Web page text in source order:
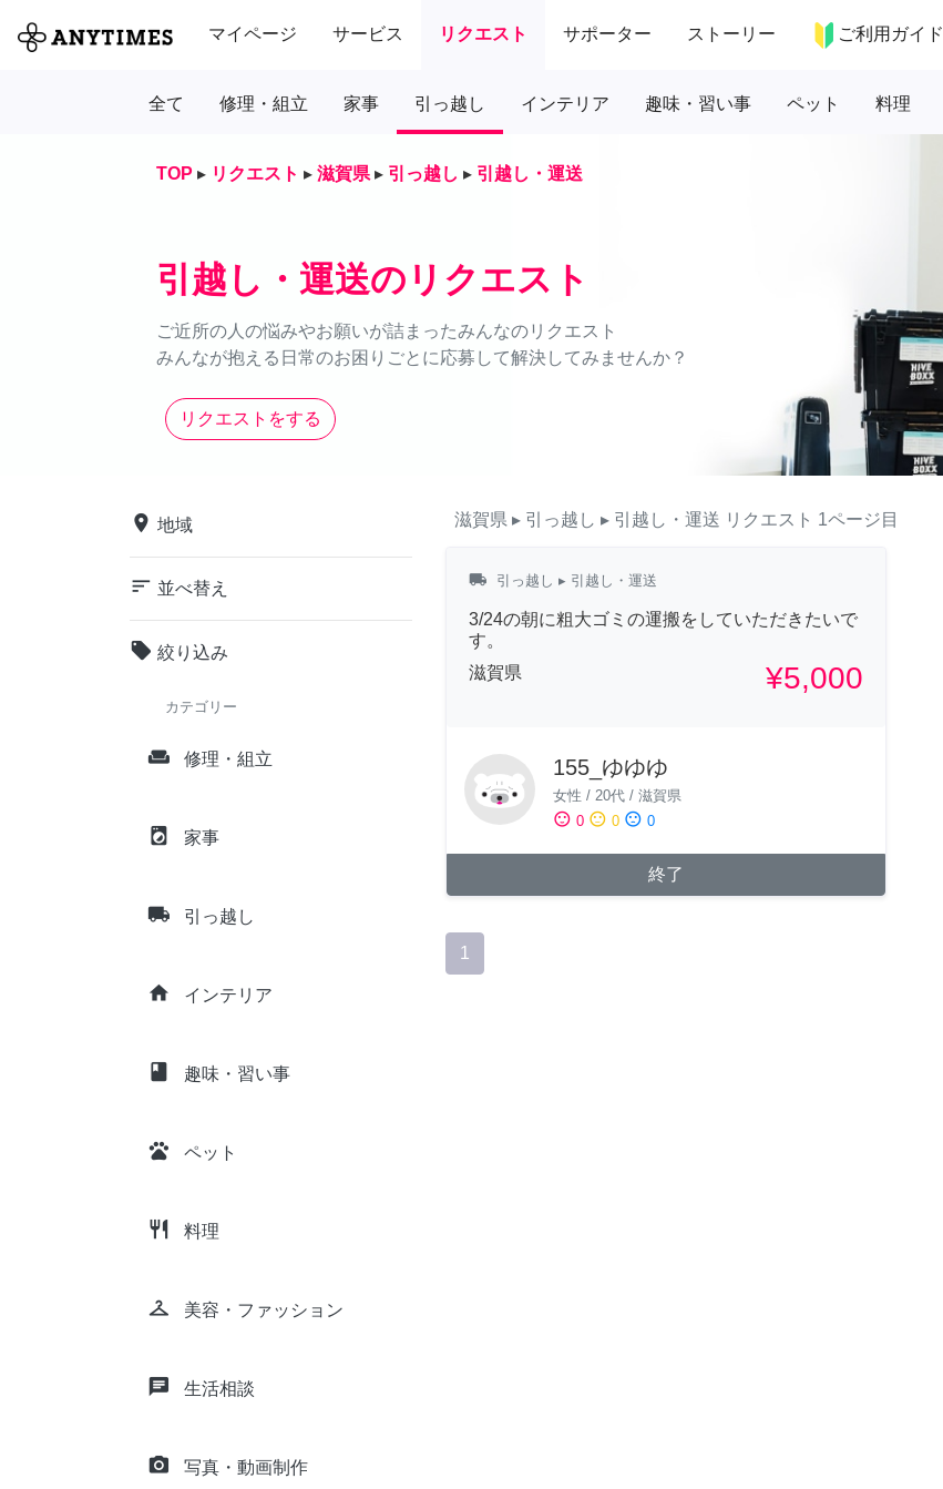
マイページ サービス リクエスト サポーター ストーリー ご利用ガイド
全て 修理・組立 家事 引っ越し インテリア 趣味・習い事 ペット 料理
TOP ▸ リクエスト ▸ 滋賀県 ▸ 引っ越し ▸ 引越し・運送
引越し・運送のリクエスト
ご近所の人の悩みやお願いが詰まったみんなのリクエスト
みんなが抱える日常のお困りごとに応募して解決してみませんか？
リクエストをする
place 地域
sort 並べ替え
local_offer 絞り込み
カテゴリー
weekend 修理・組立
local_laundry_service 家事
local_shipping 引っ越し
home インテリア
class 趣味・習い事
pets ペット
restaurant 料理
checkroom 美容・ファッション
chat 生活相談
camera_alt 写真・動画制作
滋賀県 ▸ 引っ越し ▸ 引越し・運送 リクエスト 1ページ目
local_shipping 引っ越し ▸ 引越し・運送
3/24の朝に粗大ゴミの運搬をしていただきたいで
す。
滋賀県
¥5,000
155_ゆゆゆ
女性 / 20代 / 滋賀県
sentiment_satisfied 0 sentiment_neutral 0 sentiment_dissatisfied 0
終了
1